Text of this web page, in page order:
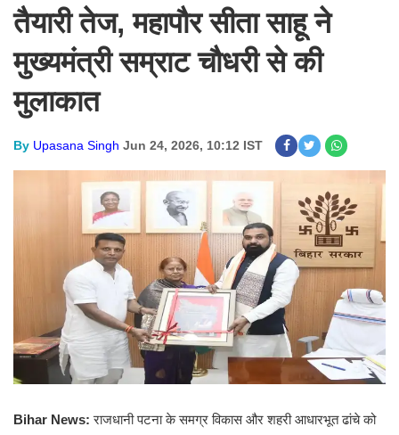
तैयारी तेज, महापौर सीता साहू ने
मुख्यमंत्री सम्राट चौधरी से की
मुलाकात
By Upasana Singh Jun 24, 2026, 10:12 IST
Bihar News:राजधानी पटना के समग्र विकास और शहरी आधारभूत ढांचे को